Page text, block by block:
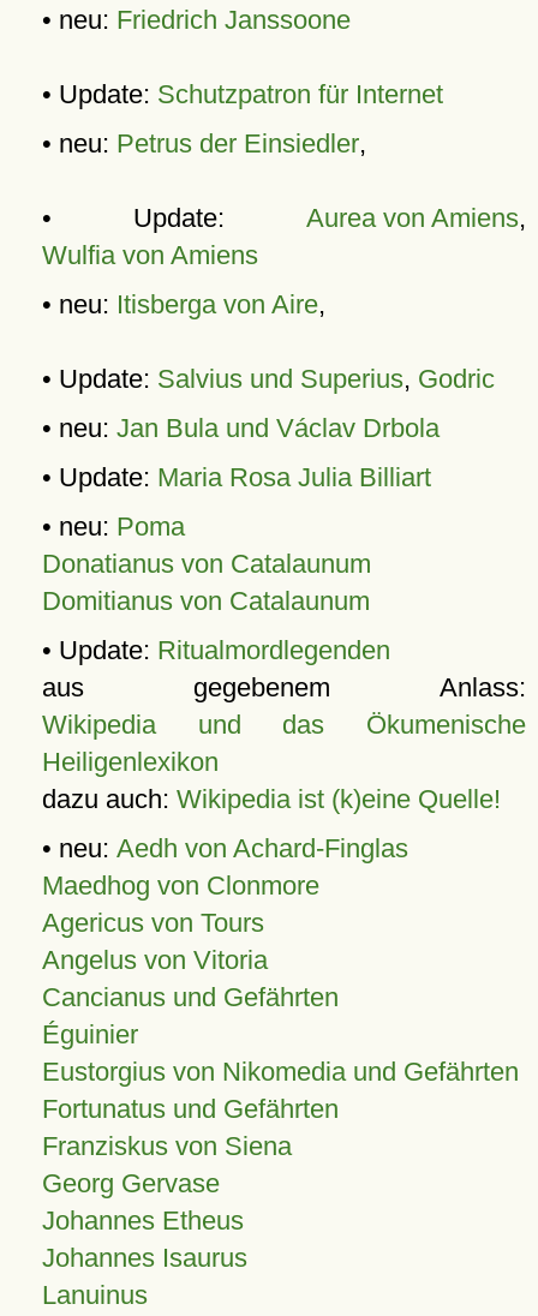
• neu: Friedrich Janssoone
• Update: Schutzpatron für Internet
• neu: Petrus der Einsiedler,
• Update: Aurea von Amiens,
Wulfia von Amiens
• neu: Itisberga von Aire,
• Update: Salvius und Superius, Godric
• neu: Jan Bula und Václav Drbola
• Update: Maria Rosa Julia Billiart
• neu: Poma
Donatianus von Catalaunum
Domitianus von Catalaunum
• Update: Ritualmordlegenden
aus gegebenem Anlass:
Wikipedia und das Ökumenische
Heiligenlexikon
dazu auch: Wikipedia ist (k)eine Quelle!
• neu: Aedh von Achard-Finglas
Maedhog von Clonmore
Agericus von Tours
Angelus von Vitoria
Cancianus und Gefährten
Éguinier
Eustorgius von Nikomedia und Gefährten
Fortunatus und Gefährten
Franziskus von Siena
Georg Gervase
Johannes Etheus
Johannes Isaurus
Lanuinus